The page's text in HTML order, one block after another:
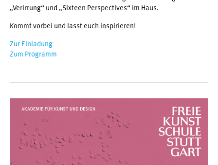
„Verirrung“ und „Sixteen Perspectives“ im Haus.
Kommt vorbei und lasst euch inspirieren!
Zur Einladung
Zum Programm